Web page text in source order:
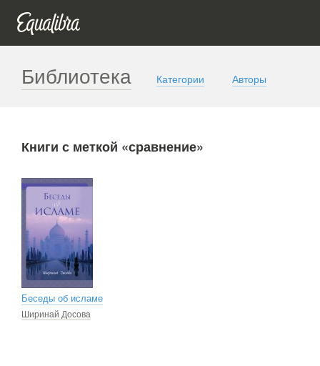
Библиотека Категории Авторы
Книги с меткой «сравнение»
Беседы об исламе
Ширинай Досова